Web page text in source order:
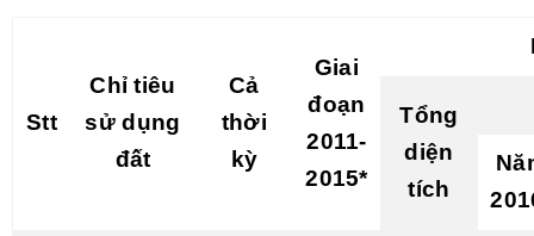
Stt
Chỉ tiêu
sử dụng
đất
Cả
thời
kỳ
Giai
đoạn
2011-
2015*
Tổng
diện
tích